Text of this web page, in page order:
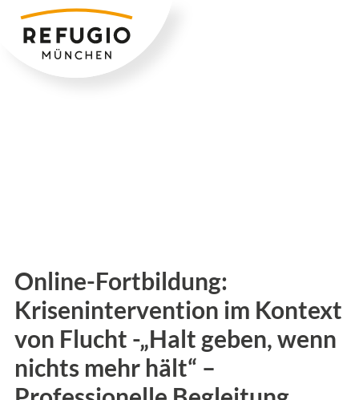
Zum
Inhalt
springen
Online-Fortbildung:
Krisenintervention im Kontext
von Flucht -„Halt geben, wenn
nichts mehr hält“ –